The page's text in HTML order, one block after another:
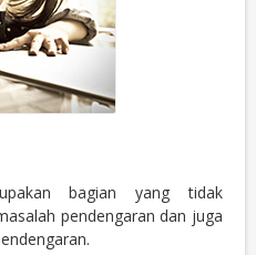
bagian yang tidak
pendengaran dan juga